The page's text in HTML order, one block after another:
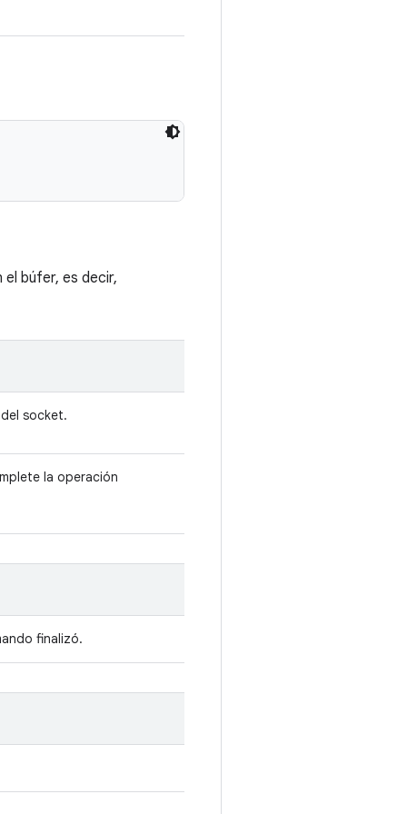
búfer, es decir,
socket.
la operación
finalizó.